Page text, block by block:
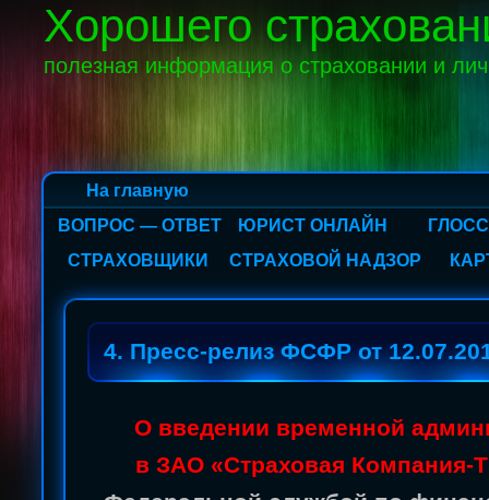
Хорошего
полезная информация о страховании и
На главную
ВОПРОС — ОТВЕТ
ЮРИСТ ОНЛАЙН
СТРАХОВЩИКИ
СТРАХОВОЙ НАДЗОР
4. Пресс-релиз ФСФР от
О введении временной
в ЗАО «Страховая Компания-